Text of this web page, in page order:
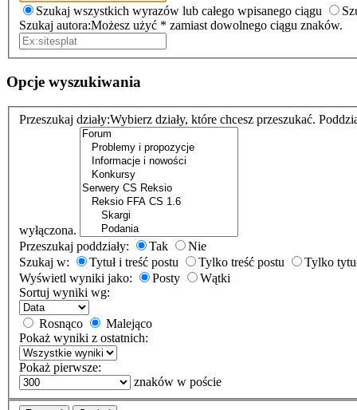
Szukaj wszystkich wyrazów lub całego wpisanego ciągu
Szukaj autora:Możesz użyć * zamiast dowolnego ciągu znaków.
Opcje wyszukiwania
Przeszukaj działy:Wybierz działy, które chcesz przeszukać.
wyłączona.
Przeszukaj poddziały:
Tak
Nie
Szukaj w:
Tytuł i treść postu Tylko treść postu
Tylko
Wyświetl wyniki jako:
Posty
Wątki
Sortuj wyniki wg:
Rosnąco
Malejąco
Pokaż wyniki z ostatnich:
Pokaż pierwsze:
znaków w poście